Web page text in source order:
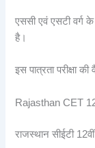
एससी एवं एसटी वर्ग
है।
इस पात्रता परीक्षा
Rajasthan CET
राजस्थान सीईटी